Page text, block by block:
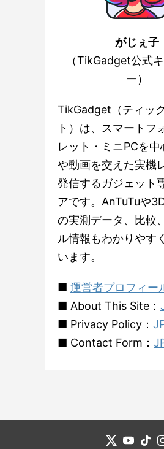
がじぇ子
（TikGadget公式
ー）
TikGadget（ティッ
ト）は、スマートフ
レット・ミニPCを
や動画を交えた実機
発信するガジェット
アです。AnTuTuや
の実測データ、比較
ル情報もわかりやす
います。
■ 運営者プロフィー
■ About This Site：
■ Privacy Policy：
■ Contact Form：